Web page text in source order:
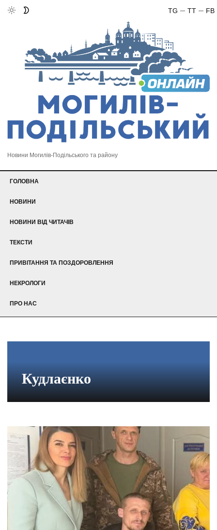
FB
TT
TG
Новини Могилів-Подільського та району
ГОЛОВНА
НОВИНИ
НОВИНИ ВІД ЧИТАЧІВ
ТЕКСТИ
ПРИВІТАННЯ ТА ПОЗДОРОВЛЕННЯ
НЕКРОЛОГИ
ПРО НАС
Кудлаєнко